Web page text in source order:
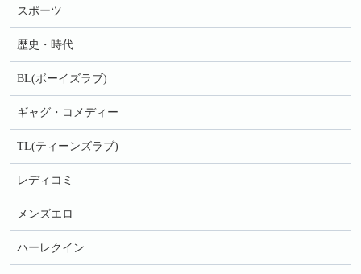
スポーツ
歴史・時代
BL(ボーイズラブ)
ギャグ・コメディー
TL(ティーンズラブ)
レディコミ
メンズエロ
ハーレクイン